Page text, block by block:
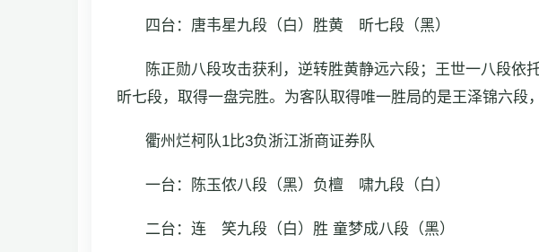
四台：唐韦星九段（白）胜黄 昕七段（黑）
陈正勋八段攻击获利，逆转胜黄静远六段；王世一八段
昕七段，取得一盘完胜。为客队取得唯一胜局的是王泽锦六段
衢州烂柯队1比3负浙江浙商证券队
一台：陈玉侬八段（黑）负檀 啸九段（白）
二台：连 笑九段（白）胜 童梦成八段（黑）